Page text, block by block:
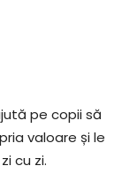
pe copii să
valoare și le
cu zi.